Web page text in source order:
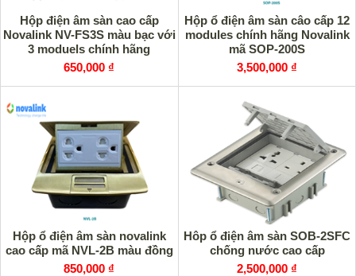
Hộp điện âm sàn cao cấp
Novalink NV-FS3S màu bạc với
3 moduels chính hãng
650,000 ₫
Hộp ổ điện âm sàn câo cấp 12
modules chính hãng Novalink
mã SOP-200S
3,500,000 ₫
Hộp ổ điện âm sàn novalink
cao cấp mã NVL-2B màu đồng
850,000 ₫
Hôp ổ điện âm sàn SOB-2SFC
chống nước cao cấp
2,500,000 ₫